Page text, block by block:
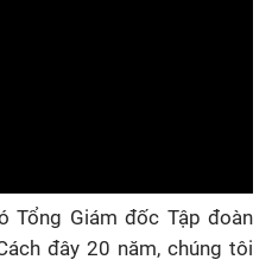
Tổng Giám đốc Tập đoàn
đây 20 năm, chúng tôi